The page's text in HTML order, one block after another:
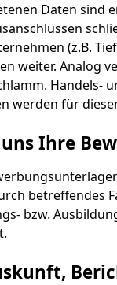
Daten sind
(z.B.
weiter. Analog
Handels-
werden für
Ihre
betreffendes
bzw.